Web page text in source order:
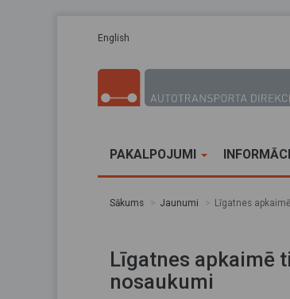
English
PAKALPOJUMI
Sākums Jaunumi Līgatnes
Līgatnes apkaimē
nosaukumi